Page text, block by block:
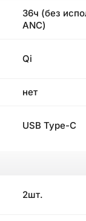
36ч (без
ANC)
Qi
нет
USB Type-C
2шт.